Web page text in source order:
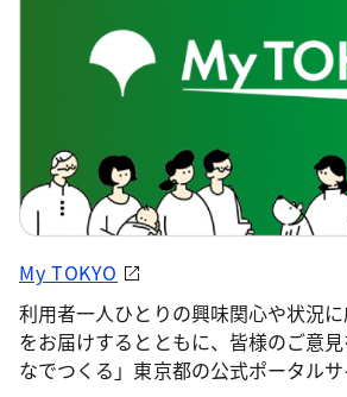
My TOKYO
利用者一人ひとりの興味関心や状況
をお届けするとともに、皆様のご意
なでつくる」東京都の公式ポータルサ